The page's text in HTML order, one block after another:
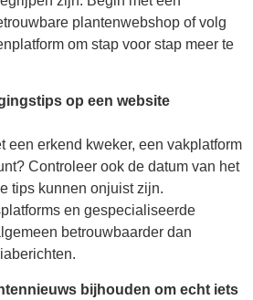
plantenwebshop of volg
om stap voor stap meer te
op een website
een erkend kweker, een vakplatform
Controleer ook de datum van het
tips kunnen onjuist zijn.
en gespecialiseerde
betrouwbaarder dan
bijhouden om echt iets